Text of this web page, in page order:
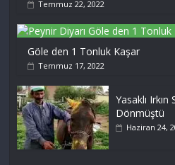
Temmuz 22, 2022
Göle den 1 Tonluk Kaşar
Temmuz 17, 2022
Yasaklı Irkın
Dönmüştü
Haziran 24,